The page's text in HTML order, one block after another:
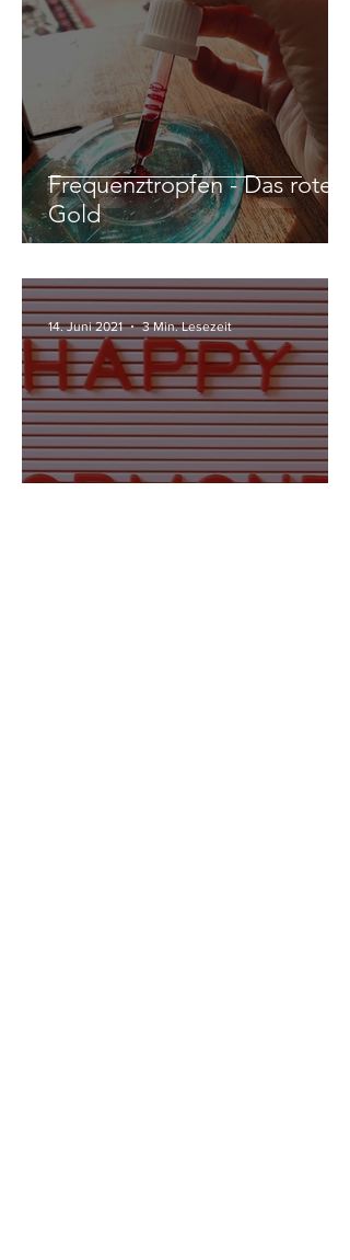
Frequenztropfen - Das rote
Gold
14. Juni 2021 3 Min. Lesezeit